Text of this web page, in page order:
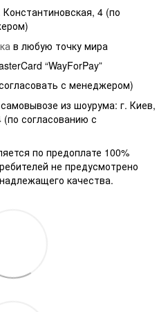
4 (по
в любую точку мира
“WayForPay”
с менеджером)
из шоурума: г. Киев,
(по согласованию с
по предоплате 100%
не предусмотрено
качества.